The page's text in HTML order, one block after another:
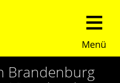
Menü
Brandenburg